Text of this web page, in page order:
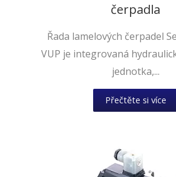
čerpadla
Řada lamelových čerpadel
VUP je integrovaná
jednotka,...
Přečtěte si více